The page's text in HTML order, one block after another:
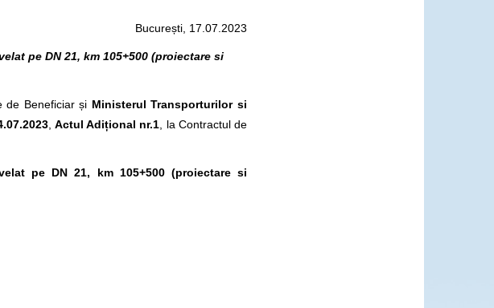
București, 17.07.2023
pe DN 21, km 105+500 (proiectare si
de Beneficiar și Ministerul Transporturilor si
, Actul Adițional nr.1 , la Contractul de
pe DN 21, km 105+500 (proiectare si